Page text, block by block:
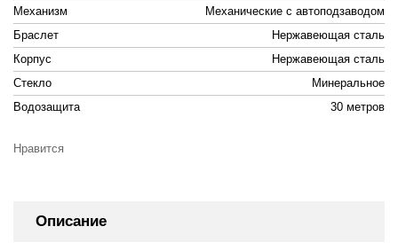
Механизм
Механические с автоподзаводом
Браслет
Нержавеющая сталь
Корпус
Нержавеющая сталь
Стекло
Минеральное
Водозащита
30 метров
Нравится
Описание